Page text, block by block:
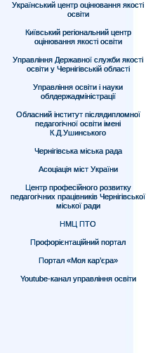
Український центр оцінювання якості
освіти
Київський регіональний центр
оцінювання якості освіти
Управління Державної служби якості
освіти у Чернігівській області
Управління освіти і науки
облдержадміністрації
Обласний інститут післядипломної
педагогічної освіти імені
К.Д.Ушинського
Чернігівська міська рада
Асоціація міст України
Центр професійного розвитку
педагогічних працівників Чернігівської
міської ради
НМЦ ПТО
Профорієнтаційний портал
Портал «Моя кар’єра»
Youtube-канал управління освіти